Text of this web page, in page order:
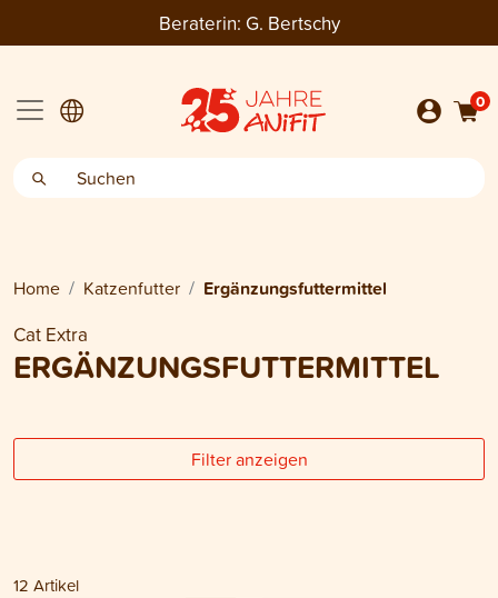
Beraterin: G. Bertschy
0
Home Katzenfutter
Ergänzungsfuttermittel
Cat Extra
ERGÄNZUNGSFUTTERMITTEL
Filter anzeigen
12 Artikel